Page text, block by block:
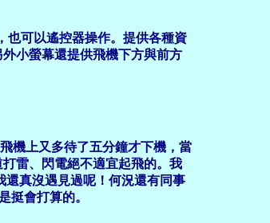
也可以遙控器操作。提供各種資
小螢幕還提供飛機下方與前方
機上又多待了五分鐘才下機，當
雷、閃電絕不適宜起飛的。我
還真沒遇見過呢！何況還有同事
挺會打算的。